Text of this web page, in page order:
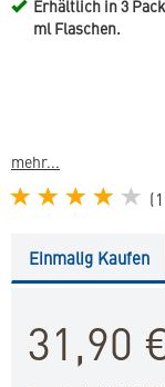
Erhältlich in 3
ml Flaschen.
mehr...
(
Einmalig Kaufen
31,90